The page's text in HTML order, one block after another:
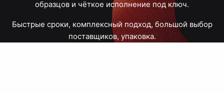
образцов и чёткое исполнение под ключ.
Быстрые сроки, комплексный подход, большой выбор
поставщиков, упаковка.